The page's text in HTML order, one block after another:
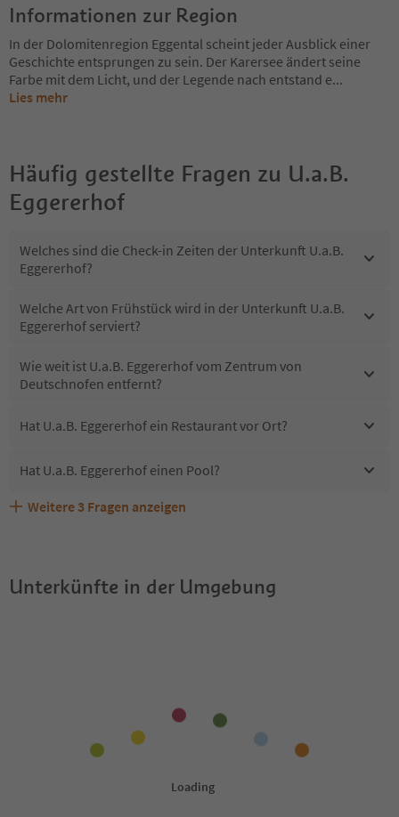
Informationen zur Region
In der Dolomitenregion Eggental scheint jeder Ausblick einer
Geschichte entsprungen zu sein. Der Karersee ändert seine
Farbe mit dem Licht, und der Legende nach entstand e...
Lies mehr
Häufig gestellte Fragen zu U.a.B.
Eggererhof
Welches sind die Check-in Zeiten der Unterkunft U.a.B.
Eggererhof?
Welche Art von Frühstück wird in der Unterkunft U.a.B.
Eggererhof serviert?
Wie weit ist U.a.B. Eggererhof vom Zentrum von
Deutschnofen entfernt?
Hat U.a.B. Eggererhof ein Restaurant vor Ort?
Hat U.a.B. Eggererhof einen Pool?
Sind Haustiere in der Unterkunft U.a.B. Eggererhof
Welche Services bietet U.a.B. Eggererhof?
Erhalten die Gäste von U.a.B. Eggererhof einen Südtirol
Weitere 3 Fragen anzeigen
Unterkünfte in der Umgebung